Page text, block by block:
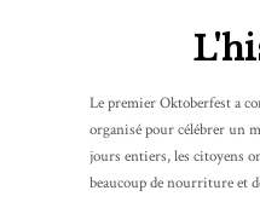
Le premier Oktoberfest a
organisé pour célébrer un
jours entiers, les citoyens
beaucoup de nourriture et